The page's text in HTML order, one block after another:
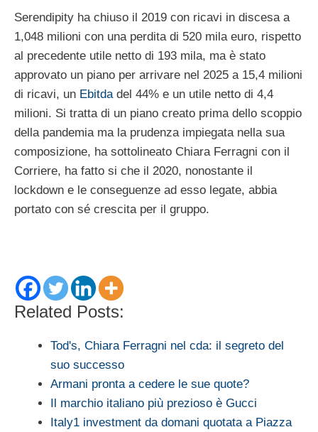
Serendipity ha chiuso il 2019 con ricavi in discesa a
1,048 milioni con una perdita di 520 mila euro, rispetto
al precedente utile netto di 193 mila, ma è stato
approvato un piano per arrivare nel 2025 a 15,4 milioni
di ricavi, un Ebitda del 44% e un utile netto di 4,4
milioni. Si tratta di un piano creato prima dello scoppio
della pandemia ma la prudenza impiegata nella sua
composizione, ha sottolineato Chiara Ferragni con il
Corriere, ha fatto si che il 2020, nonostante il
lockdown e le conseguenze ad esso legate, abbia
portato con sé crescita per il gruppo.
Related Posts:
Tod's, Chiara Ferragni nel cda: il segreto del
suo successo
Armani pronta a cedere le sue quote?
Il marchio italiano più prezioso è Gucci
Italy1 investment da domani quotata a Piazza